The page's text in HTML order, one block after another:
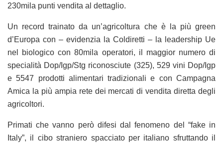
230mila punti vendita al dettaglio.
Un record trainato da un’agricoltura che è la più green
d’Europa con – evidenzia la Coldiretti – la leadership Ue
nel biologico con 80mila operatori, il maggior numero di
specialità Dop/Igp/Stg riconosciute (325), 529 vini Dop/Igp
e 5547 prodotti alimentari tradizionali e con Campagna
Amica la più ampia rete dei mercati di vendita diretta degli
agricoltori.
Primati che vanno però difesi dal fenomeno del “fake in
Italy”, il cibo straniero spacciato per italiano sfruttando il